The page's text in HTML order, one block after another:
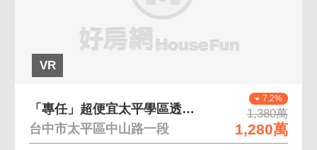
VR
7.2%
1,380萬
1,280萬
「專任」超便宜太平學區透天厝可三代同堂(可營登)
台中市太平區中山路一段